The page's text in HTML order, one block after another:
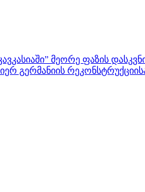
მეორე ფაზის
გერმანიის